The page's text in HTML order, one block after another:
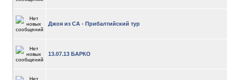
Джоя из СА - Прибалтийский тур
13.07.13 БАРКО